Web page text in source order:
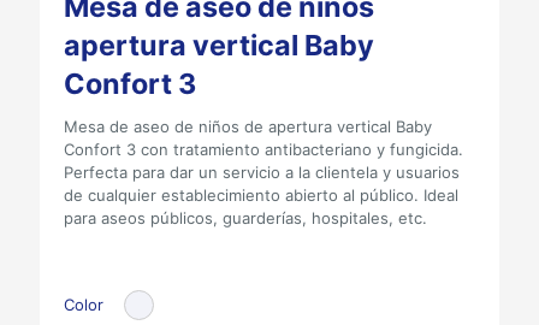
apertura vertical Baby
Confort 3
Mesa de aseo de niños de apertura vertical Baby
Confort 3 con tratamiento antibacteriano y fungicida.
Perfecta para dar un servicio a la clientela y usuarios
de cualquier establecimiento abierto al público. Ideal
para aseos públicos, guarderías, hospitales, etc.
Color